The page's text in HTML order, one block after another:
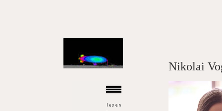
Nikolai